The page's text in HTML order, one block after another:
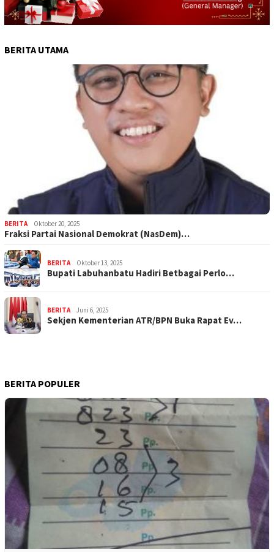
BERITA UTAMA
BERITA Oktober 20, 2025
Fraksi Partai Nasional Demokrat (NasDem)…
BERITA Oktober 13, 2025
Bupati Labuhanbatu Hadiri Betbagai Perlo…
BERITA Juni 6, 2025
Sekjen Kementerian ATR/BPN Buka Rapat Ev…
BERITA POPULER